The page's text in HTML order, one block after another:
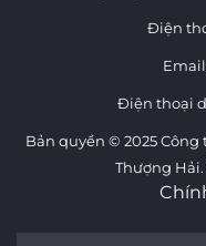
Điện
Điện thoại
Bản quyền © 2025
Thượng